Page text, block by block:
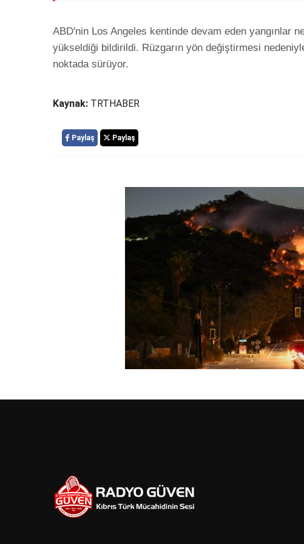
ABD'nin Los Angeles kentinde devam eden yangınlar
yükseldiği bildirildi. Rüzgarın yön değiştirmesi
noktada sürüyor.
Kaynak: TRTHABER
Paylaş Paylaş